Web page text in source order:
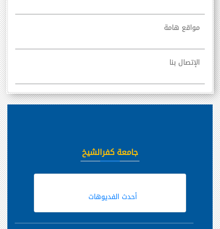
مواقع هامة
الإتصال بنا
جامعة كفرالشيخ
أحدث الفديوهات